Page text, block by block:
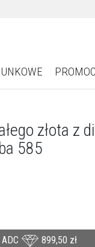
złota z
585
899,50 zł